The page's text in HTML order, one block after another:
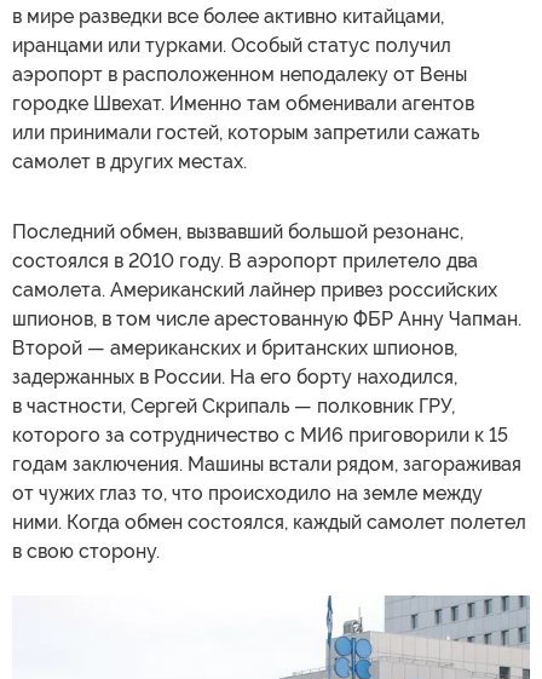
в мире разведки все более активно китайцами,
иранцами или турками. Особый статус получил
аэропорт в расположенном неподалеку от Вены
городке Швехат. Именно там обменивали агентов
или принимали гостей, которым запретили сажать
самолет в других местах.
Последний обмен, вызвавший большой резонанс,
состоялся в 2010 году. В аэропорт прилетело два
самолета. Американский лайнер привез российских
шпионов, в том числе арестованную ФБР Анну Чапман.
Второй — американских и британских шпионов,
задержанных в России. На его борту находился,
в частности, Сергей Скрипаль — полковник ГРУ,
которого за сотрудничество с МИ6 приговорили к 15
годам заключения. Машины встали рядом, загораживая
от чужих глаз то, что происходило на земле между
ними. Когда обмен состоялся, каждый самолет полетел
в свою сторону.